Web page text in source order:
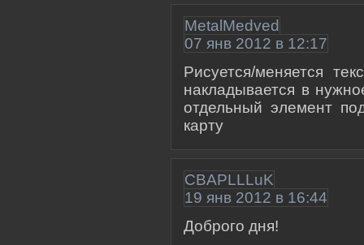
MetalMedved
07 янв 2012 в 12:17
Рисуется/меняется
накладывается в
отдельный элемент
карту
CBAPLLLuK
19 янв 2012 в 16:44
Доброго дня!